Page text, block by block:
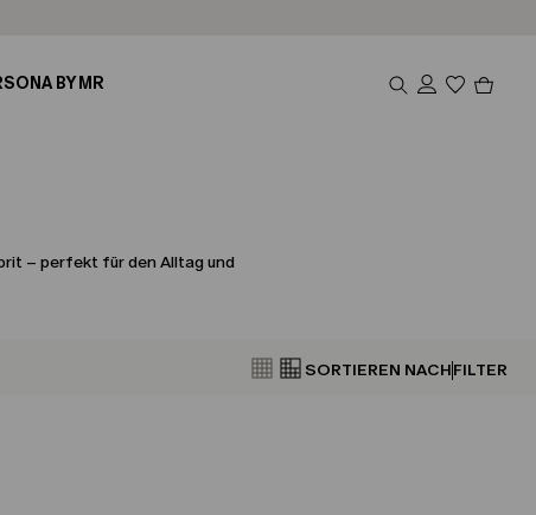
BY MR
– perfekt für den Alltag und
SORTIEREN NACHFILTER